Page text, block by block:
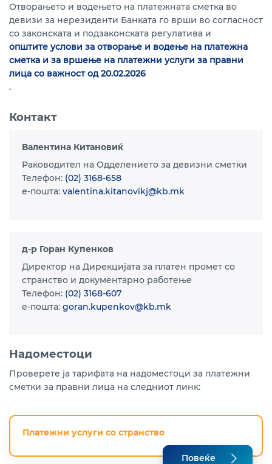
Отворањето и водењето на платежната сметка во
девизи за нерезиденти Банката го врши во согласност
со законската и подзаконската регулатива и
општите услови за отворање и водење на платежна
сметка и за вршење на платежни услуги за правни
лица со важност од 20.02.2026
.
Контакт
Валентина Китановиќ
Раководител на Одделението за девизни сметки
Телефон: (02) 3168-658
e-пошта: valentina.kitanovikj@kb.mk
д-р Горан Купенков
Директор на Дирекцијата за платен промет со
странство и документарно работење
Телефон: (02) 3168-607
e-пошта: goran.kupenkov@kb.mk
Надоместоци
Проверете ја тарифата на надоместоци за платежни
сметки за правни лица на следниот линк:
Платежни услуги со странство
Повеќе